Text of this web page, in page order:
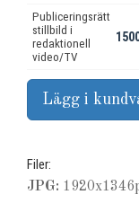
Publiceringsrätt
stillbild i
redaktionell
video/TV
Filer:
JPG: